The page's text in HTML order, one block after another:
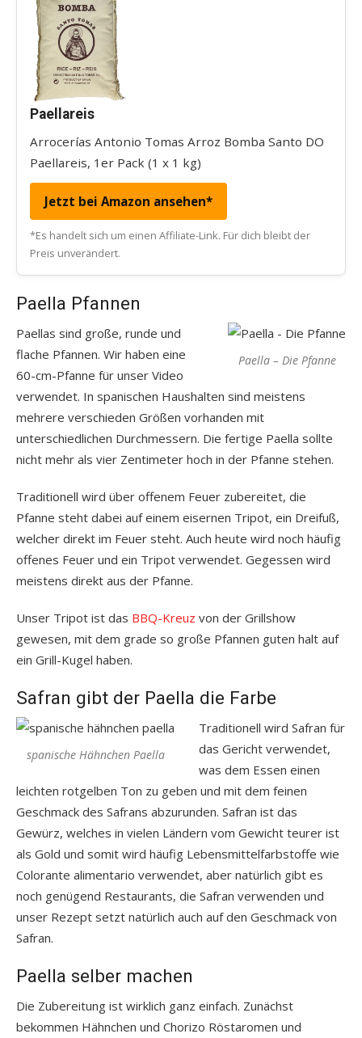
Paellareis
Arrocerías Antonio Tomas Arroz Bomba Santo DO
Paellareis, 1er Pack (1 x 1 kg)
Jetzt bei Amazon ansehen*
*Es handelt sich um einen Affiliate-Link. Für dich bleibt der
Preis unverändert.
Paella Pfannen
Paella – Die Pfanne
Paellas sind große, runde und
flache Pfannen. Wir haben eine
60-cm-Pfanne für unser Video
verwendet. In spanischen Haushalten sind meistens
mehrere verschieden Größen vorhanden mit
unterschiedlichen Durchmessern. Die fertige Paella sollte
nicht mehr als vier Zentimeter hoch in der Pfanne stehen.
Traditionell wird über offenem Feuer zubereitet, die
Pfanne steht dabei auf einem eisernen Tripot, ein Dreifuß,
welcher direkt im Feuer steht. Auch heute wird noch häufig
offenes Feuer und ein Tripot verwendet. Gegessen wird
meistens direkt aus der Pfanne.
Unser Tripot ist das BBQ-Kreuz von der Grillshow
gewesen, mit dem grade so große Pfannen guten halt auf
ein Grill-Kugel haben.
Safran gibt der Paella die Farbe
spanische Hähnchen Paella
Traditionell wird Safran für
das Gericht verwendet,
was dem Essen einen
leichten rotgelben Ton zu geben und mit dem feinen
Geschmack des Safrans abzurunden. Safran ist das
Gewürz, welches in vielen Ländern vom Gewicht teurer ist
als Gold und somit wird häufig Lebensmittelfarbstoffe wie
Colorante alimentario verwendet, aber natürlich gibt es
noch genügend Restaurants, die Safran verwenden und
unser Rezept setzt natürlich auch auf den Geschmack von
Safran.
Paella selber machen
Die Zubereitung ist wirklich ganz einfach. Zunächst
bekommen Hähnchen und Chorizo Röstaromen und